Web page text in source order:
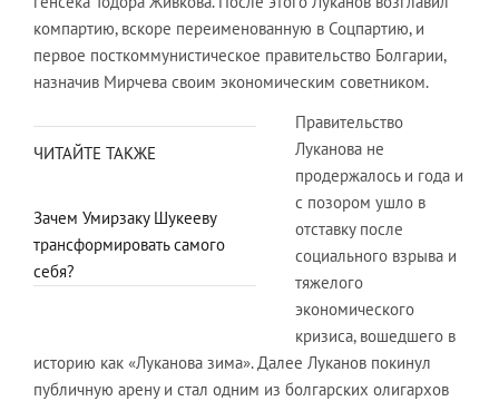
компартию, вскоре переименованную в Соцпартию, и
первое посткоммунистическое правительство Болгарии,
назначив Мирчева своим экономическим советником.
ЧИТАЙТЕ ТАКЖЕ
Зачем Умирзаку Шукееву
трансформировать самого
себя?
Правительство
Луканова не
продержалось и года и
с позором ушло в
отставку после
социального взрыва и
тяжелого
экономического
кризиса, вошедшего в
историю как «Луканова зима». Далее Луканов покинул
публичную арену и стал одним из болгарских олигархов